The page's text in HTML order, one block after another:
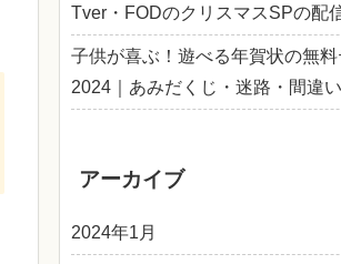
Tver・FODのクリスマスSPの配
子供が喜ぶ！遊べる年賀状の無料
2024｜あみだくじ・迷路・間違い
アーカイブ
2024年1月